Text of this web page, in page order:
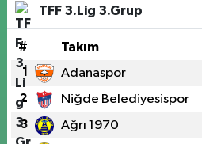
TFF 3.Lig 3.Grup
# Takım
1 Adanaspor
2 Niğde Belediyesispor
3 Ağrı 1970